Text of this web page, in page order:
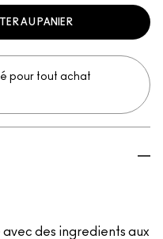
AU PANIER
pour tout achat
des ingredients aux